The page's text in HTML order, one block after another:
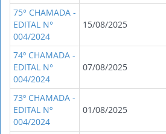
75° CHAMADA -
EDITAL N°
004/2024
15/08/2025
74º CHAMADA -
EDITAL N°
004/2024
07/08/2025
73º CHAMADA -
EDITAL Nº
004/2024
01/08/2025